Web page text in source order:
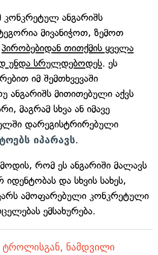
კონკრეტულ ანგარიშს
მივანიჭოთ, ზემოთ
პირობებიდან თითქმის ყველა
სრულდებოდეს. ეს
იმ შემთხვევაში
ანგარიშს მითითებული აქვს
მაგრამ სხვა ან იმავე
დარეგისტრირებული
იპარავს.
რომ ეს ანგარიში მალავს
და სხვის სახეს,
ამოფარებული კონკრეტული
ემსახურება.
ტროლისგან, ნამდვილი